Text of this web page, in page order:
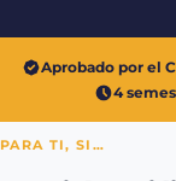
Aprobado por el
4
PARA TI, SI…